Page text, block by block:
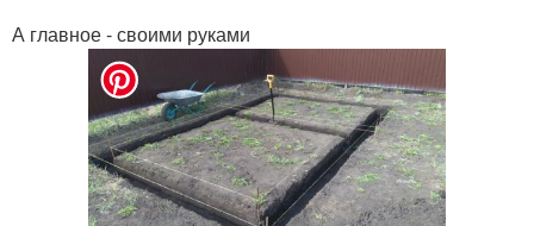
А главное - своими руками